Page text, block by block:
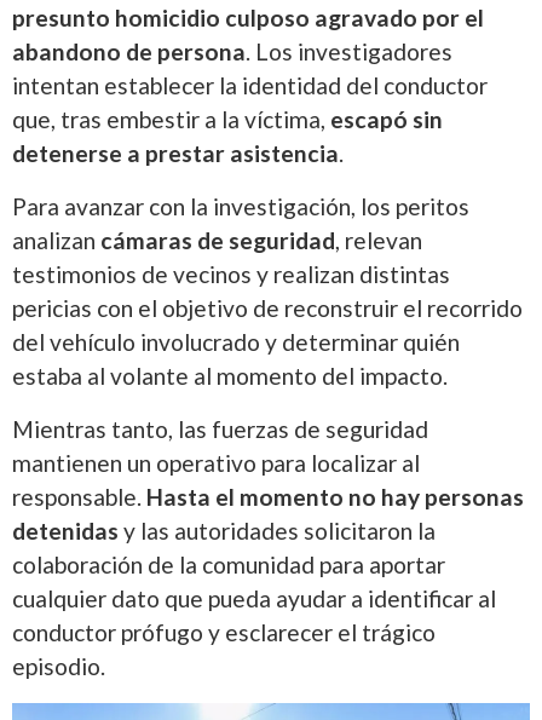
presunto homicidio culposo agravado por el
abandono de persona. Los investigadores
intentan establecer la identidad del conductor
que, tras embestir a la víctima, escapó sin
detenerse a prestar asistencia.
Para avanzar con la investigación, los peritos
analizan cámaras de seguridad, relevan
testimonios de vecinos y realizan distintas
pericias con el objetivo de reconstruir el recorrido
del vehículo involucrado y determinar quién
estaba al volante al momento del impacto.
Mientras tanto, las fuerzas de seguridad
mantienen un operativo para localizar al
responsable. Hasta el momento no hay personas
detenidas y las autoridades solicitaron la
colaboración de la comunidad para aportar
cualquier dato que pueda ayudar a identificar al
conductor prófugo y esclarecer el trágico
episodio.